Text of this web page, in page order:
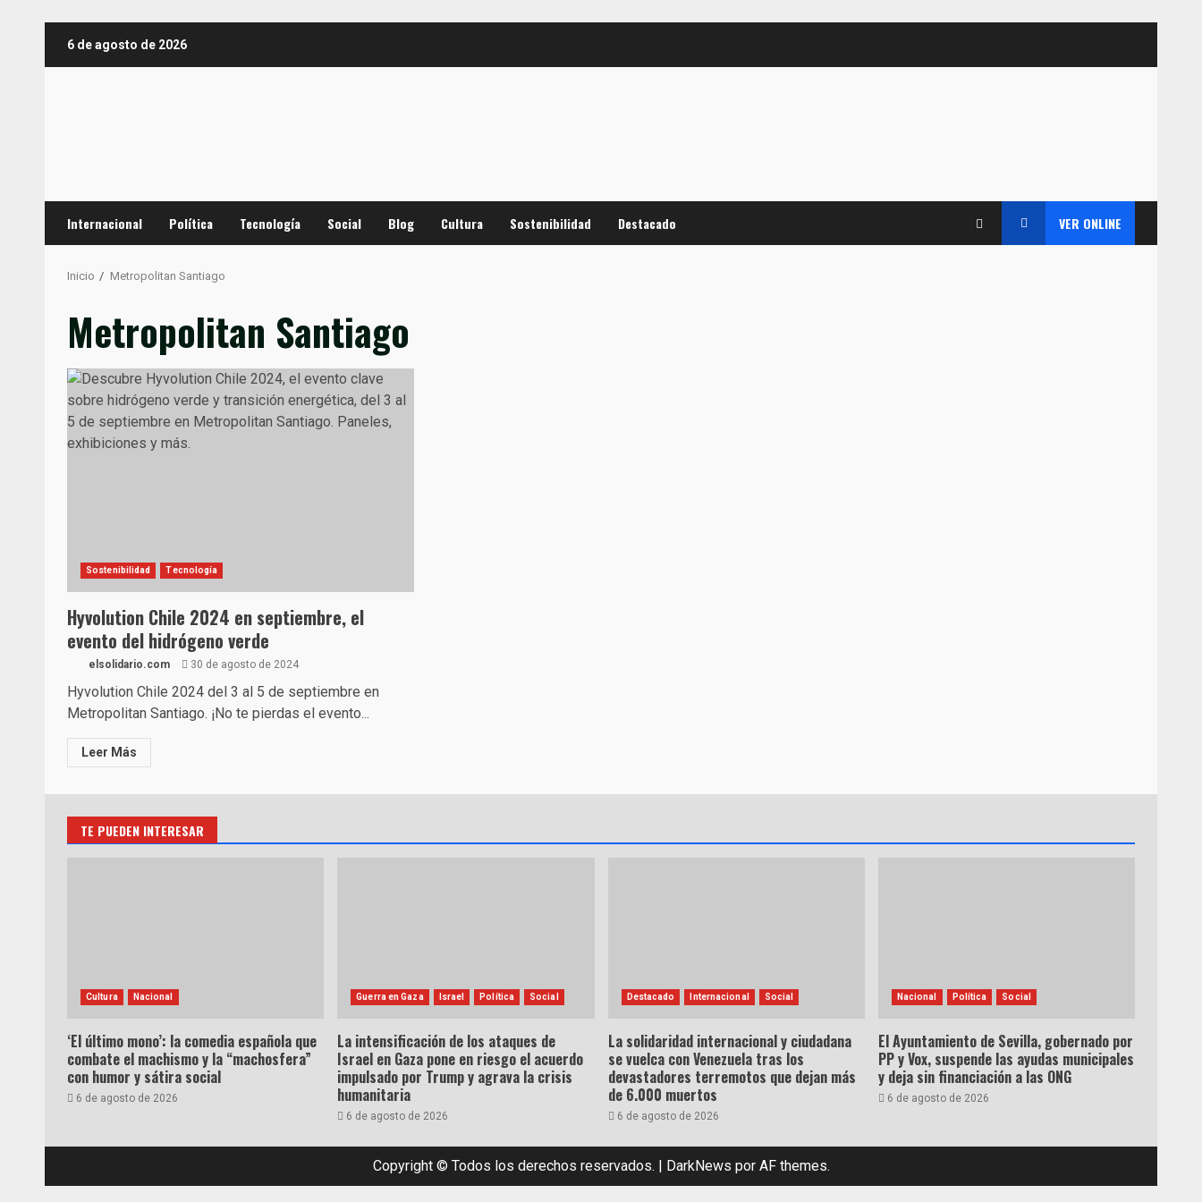
6 de agosto de 2026
Internacional Política Tecnología Social Blog Cultura Sostenibilidad Destacado VER ONLINE
Inicio Metropolitan Santiago
Metropolitan Santiago
Sostenibilidad Tecnología
Hyvolution Chile 2024 en septiembre, el
evento del hidrógeno verde
elsolidario.com 30 de agosto de 2024
Hyvolution Chile 2024 del 3 al 5 de septiembre en
Metropolitan Santiago. ¡No te pierdas el evento...
Leer Más
TE PUEDEN INTERESAR
Cultura Nacional
‘El último mono’: la comedia española que
combate el machismo y la “machosfera”
con humor y sátira social
6 de agosto de 2026
Guerra en Gaza Israel Política Social
La intensificación de los ataques de
Israel en Gaza pone en riesgo el acuerdo
impulsado por Trump y agrava la crisis
humanitaria
6 de agosto de 2026
Destacado Internacional Social
La solidaridad internacional y ciudadana
se vuelca con Venezuela tras los
devastadores terremotos que dejan más
de 6.000 muertos
6 de agosto de 2026
Nacional Política Social
El Ayuntamiento de Sevilla, gobernado por
PP y Vox, suspende las ayudas municipales
y deja sin financiación a las ONG
6 de agosto de 2026
Copyright © Todos los derechos reservados. | DarkNews por AF themes.